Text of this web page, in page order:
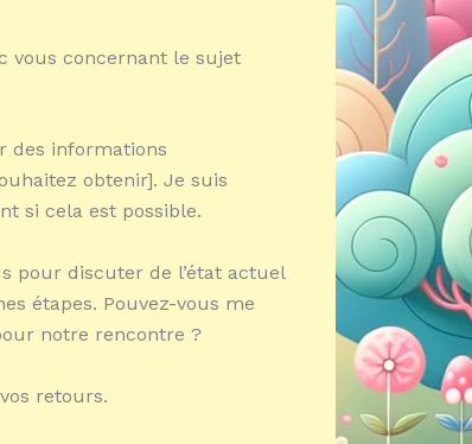
vous concernant le sujet
des informations
obtenir]. Je suis
si cela est possible.
pour discuter de l’état actuel
étapes. Pouvez-vous me
notre rencontre ?
retours.